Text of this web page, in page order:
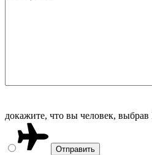
докажите, что вы человек, выбрав